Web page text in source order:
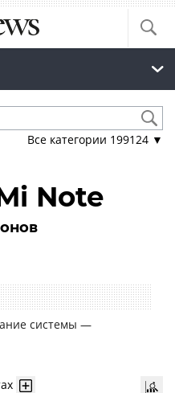
Все категории 199124 ▼
Note
системы —